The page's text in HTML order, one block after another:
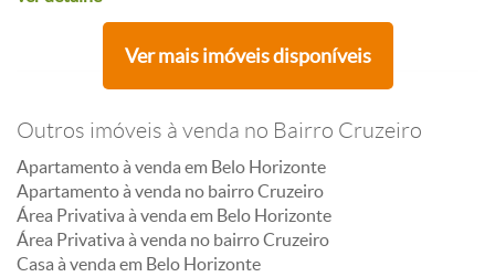
Ver mais imóveis disponíveis
Outros imóveis à venda no Bairro Cruzeiro
Apartamento à venda em Belo Horizonte
Apartamento à venda no bairro Cruzeiro
Área Privativa à venda em Belo Horizonte
Área Privativa à venda no bairro Cruzeiro
Casa à venda em Belo Horizonte